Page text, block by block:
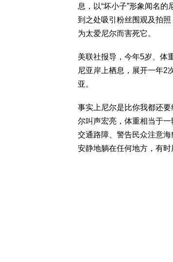
息，以“坏小子”形象闻名
到之处吸引粉丝围观及拍
为太爱尼尔而害死它。
美联社报导，今年5岁、体
尼亚岸上栖息，展开一年2
亚。
事实上尼尔是比你我都还
尔叫声宏亮，体重相当于
交通路障、警告民众注意
安静地躺在任何地方，有